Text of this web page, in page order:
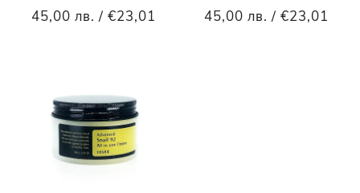
45,00 лв. / €23,01 45,00 лв. / €23,01